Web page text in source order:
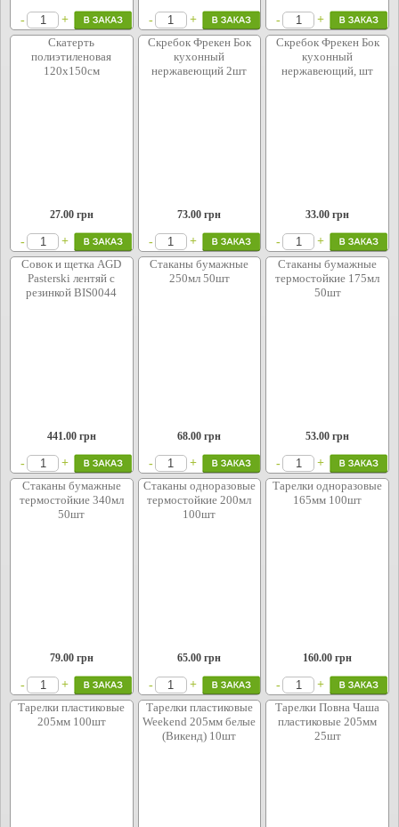
- + - + -
+
Скатерть
полиэтиленовая
120х150см
27.00грн
- +
Скребок Фрекен Бок
кухонный
нержавеющий 2шт
73.00 грн
- +
Скребок Фрекен Бок
кухонный
нержавеющий, шт
33.00 грн
-
+
Совок и щетка AGD
Pasterski лентяй с
резинкой BIS0044
441.00грн
- +
Стаканы бумажные
250мл 50шт
68.00 грн
- +
Стаканы бумажные
термостойкие 175мл
50шт
53.00 грн
-
+
Стаканы бумажные
термостойкие 340мл
50шт
79.00грн
- +
Стаканы одноразовые
термостойкие 200мл
100шт
65.00 грн
- +
Тарелки одноразовые
165мм 100шт
160.00 грн
-
+
Тарелки плаcтиковые
205мм 100шт
Тарелки пластиковые
Weekend 205мм белые
(Викенд) 10шт
Тарелки Повна Чаша
плаcтиковые 205мм
25шт